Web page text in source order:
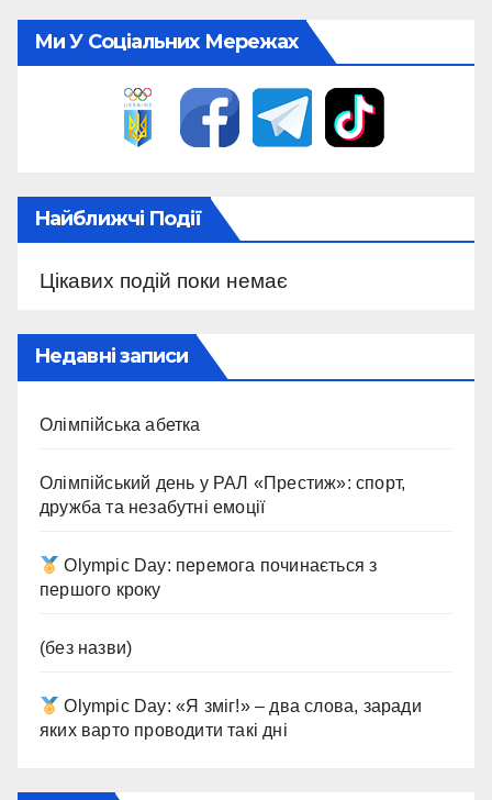
Ми У Соціальних Мережах
Найближчі Події
Цікавих подій поки немає
Недавні записи
Олімпійська абетка
Олімпійський день у РАЛ «Престиж»: спорт,
дружба та незабутні емоції
Olympic Day: перемога починається з
першого кроку
(без назви)
Olympic Day: «Я зміг!» – два слова, заради
яких варто проводити такі дні